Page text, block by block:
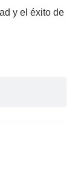
y el éxito de